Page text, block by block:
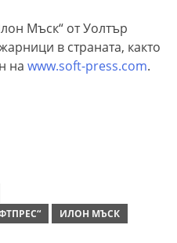
Мъск“ от Уолтър
в страната, както
на www.soft-press.com.
ИЛОН МЪСК